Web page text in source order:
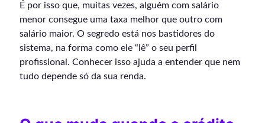
É por isso que, muitas vezes, alguém com salário
menor consegue uma taxa melhor que outro com
salário maior. O segredo está nos bastidores do
sistema, na forma como ele “lê” o seu perfil
profissional. Conhecer isso ajuda a entender que nem
tudo depende só da sua renda.